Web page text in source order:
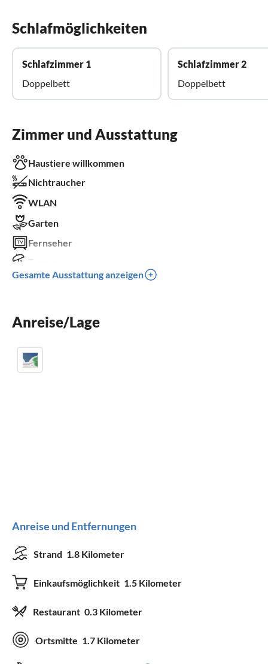
Schlafmöglichkeiten
Schlafzimmer 1
Doppelbett
Schlafzimmer 2
Doppelbett
Zimmer und Ausstattung
Haustiere willkommen
Nichtraucher
WLAN
Garten
Fernseher
Spülmaschine
Kinderbett
Gesamte Ausstattung anzeigen
Anreise/Lage
Anreise und Entfernungen
Strand 1.8 Kilometer
Einkaufsmöglichkeit 1.5 Kilometer
Restaurant 0.3 Kilometer
Ortsmitte 1.7 Kilometer